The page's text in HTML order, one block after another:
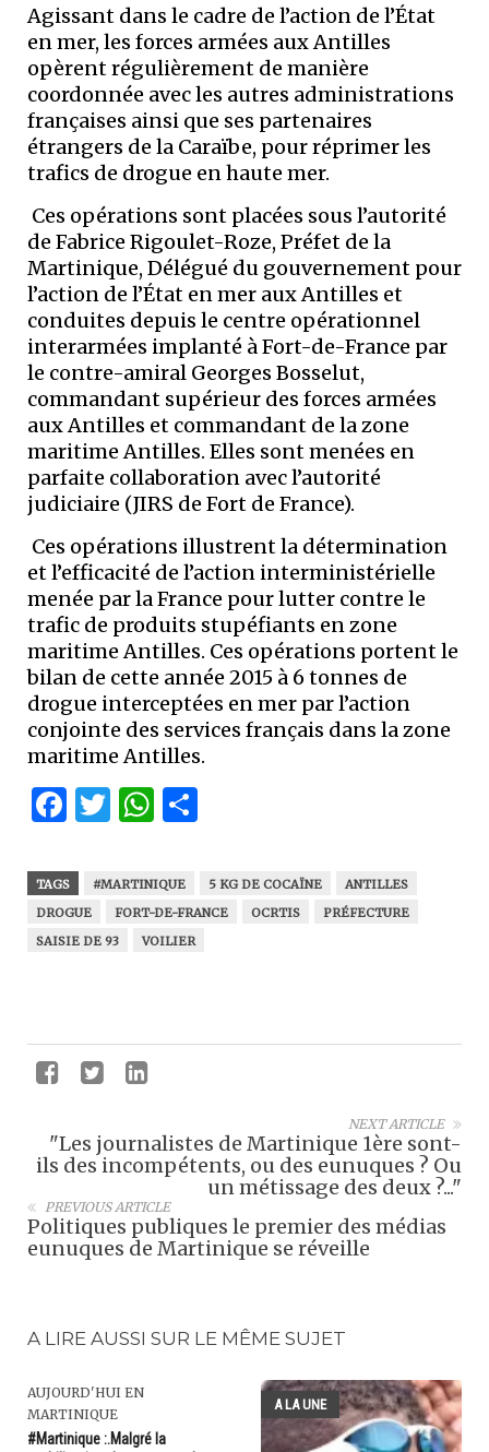
Agissant dans le cadre de l’action de l’État
en mer, les forces armées aux Antilles
opèrent régulièrement de manière
coordonnée avec les autres administrations
françaises ainsi que ses partenaires
étrangers de la Caraïbe, pour réprimer les
trafics de drogue en haute mer.
Ces opérations sont placées sous l’autorité
de Fabrice Rigoulet-Roze, Préfet de la
Martinique, Délégué du gouvernement pour
l’action de l’État en mer aux Antilles et
conduites depuis le centre opérationnel
interarmées implanté à Fort-de-France par
le contre-amiral Georges Bosselut,
commandant supérieur des forces armées
aux Antilles et commandant de la zone
maritime Antilles. Elles sont menées en
parfaite collaboration avec l’autorité
judiciaire (JIRS de Fort de France).
Ces opérations illustrent la détermination
et l’efficacité de l’action interministérielle
menée par la France pour lutter contre le
trafic de produits stupéfiants en zone
maritime Antilles. Ces opérations portent le
bilan de cette année 2015 à 6 tonnes de
drogue interceptées en mer par l’action
conjointe des services français dans la zone
maritime Antilles.
Facebook
Twitter
WhatsApp
TAGS #MARTINIQUE 5 KG DE COCAÏNE
ANTILLES
DROGUE
FORT-DE-FRANCE OCRTIS
PRÉFECTURE
SAISIE DE 93
VOILIER
NEXT ARTICLE
"Les journalistes de Martinique 1ère sont-
ils des incompétents, ou des eunuques ? Ou
un métissage des deux ?..."
PREVIOUS ARTICLE
Politiques publiques le premier des médias
eunuques de Martinique se réveille
A LIRE AUSSI SUR LE MÊME SUJET
AUJOURD'HUI EN
MARTINIQUE
#Martinique :.Malgré la
A LA UNE